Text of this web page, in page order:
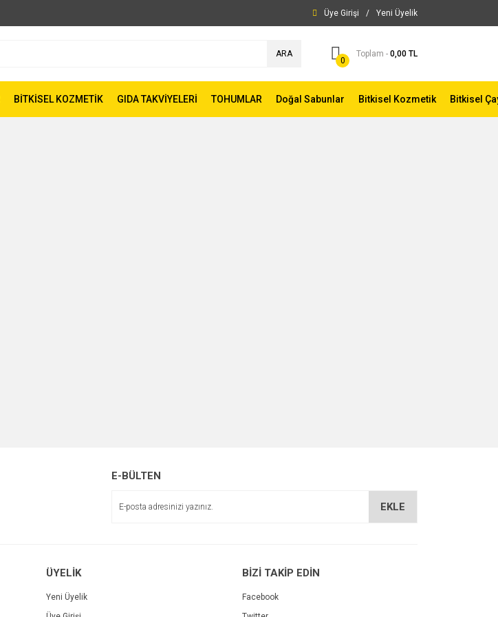
Üye Girişi / Yeni Üyelik
ARA
0
Toplam - 0,00 TL
BİTKİSEL KOZMETİK GIDA TAKVİYELERİ TOHUMLAR Doğal Sabunlar Bitkisel Kozmetik Bitkisel
E-BÜLTEN
EKLE
ÜYELİK
Yeni Üyelik
BİZİ TAKİP EDİN
Facebook